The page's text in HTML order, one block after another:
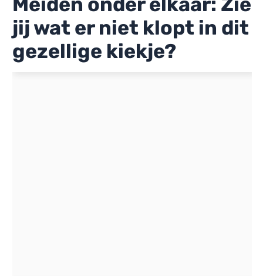
jij wat er niet klopt in dit
gezellige kiekje?